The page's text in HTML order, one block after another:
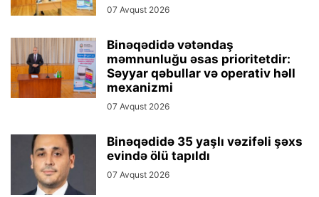
07 Avqust 2026
Binəqədidə vətəndaş
məmnunluğu əsas prioritetdir:
Səyyar qəbullar və operativ həll
mexanizmi
07 Avqust 2026
Binəqədidə 35 yaşlı vəzifəli şəxs
evində ölü tapıldı
07 Avqust 2026